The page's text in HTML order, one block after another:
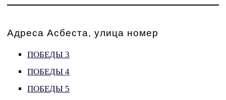
Адреса Асбеста, улица номер
ПОБЕДЫ 3
ПОБЕДЫ 4
ПОБЕДЫ 5